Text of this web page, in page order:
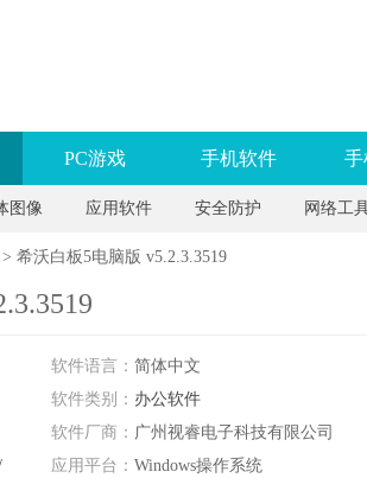
PC游戏 手机软件 手
图像 应用软件 安全防护 网络工
> 希沃白板5电脑版 v5.2.3.3519
软件语言： 简体中文
软件类别： 办公软件
软件厂商： 广州视睿电子科技有限公司
应用平台： Windows操作系统